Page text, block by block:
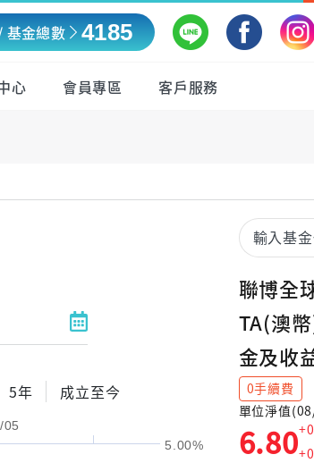
基金總數 4185
心 會員專區 客戶服務
5年 成立至今
05
5.00%
聯博全
TA(澳
金及收
0手續費
單位淨值
6.80